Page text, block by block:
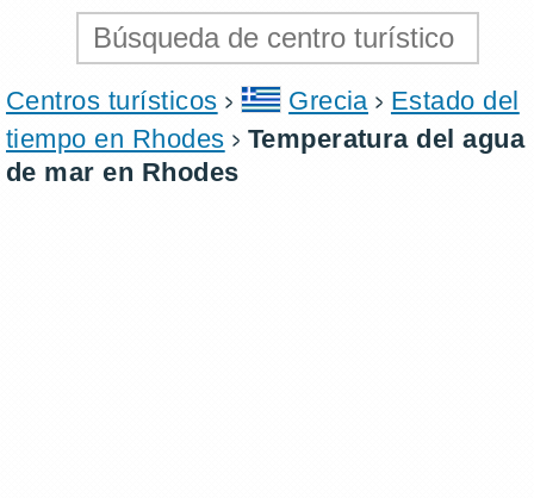
Centros turísticos Grecia
Estado del
tiempo en Rhodes
Temperatura del agua
de mar en Rhodes